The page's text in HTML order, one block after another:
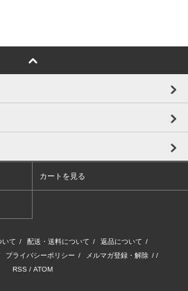
カートを見る
いて / 配送・送料について / 返品について /
プライバシーポリシー / メルマガ登録・解除 / /
RSS / ATOM